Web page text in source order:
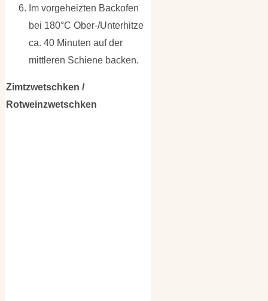
Im vorgeheizten Backofen
bei 180°C Ober-/Unterhitze
ca. 40 Minuten auf der
mittleren Schiene backen.
Zimtzwetschken /
Rotweinzwetschken